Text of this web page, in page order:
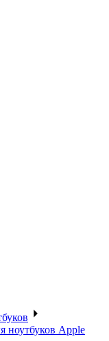
ноутбуков Apple